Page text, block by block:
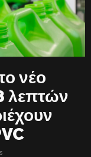
νέο
λεπτών